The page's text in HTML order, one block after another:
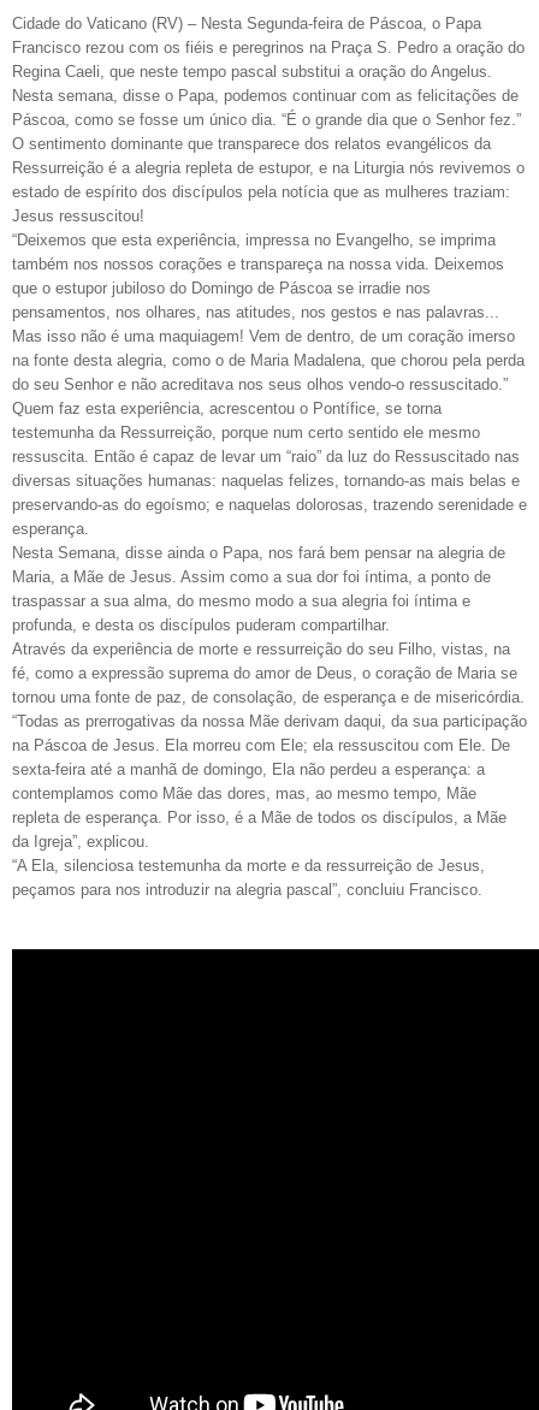
Cidade do Vaticano (RV) – Nesta Segunda-feira de Páscoa, o Papa
Francisco rezou com os fiéis e peregrinos na Praça S. Pedro a oração do
Regina Caeli, que neste tempo pascal substitui a oração do Angelus.
Nesta semana, disse o Papa, podemos continuar com as felicitações de
Páscoa, como se fosse um único dia. “É o grande dia que o Senhor fez.”
O sentimento dominante que transparece dos relatos evangélicos da
Ressurreição é a alegria repleta de estupor, e na Liturgia nós revivemos o
estado de espírito dos discípulos pela notícia que as mulheres traziam:
Jesus ressuscitou!
“Deixemos que esta experiência, impressa no Evangelho, se imprima
também nos nossos corações e transpareça na nossa vida. Deixemos
que o estupor jubiloso do Domingo de Páscoa se irradie nos
pensamentos, nos olhares, nas atitudes, nos gestos e nas palavras...
Mas isso não é uma maquiagem! Vem de dentro, de um coração imerso
na fonte desta alegria, como o de Maria Madalena, que chorou pela perda
do seu Senhor e não acreditava nos seus olhos vendo-o ressuscitado.”
Quem faz esta experiência, acrescentou o Pontífice, se torna
testemunha da Ressurreição, porque num certo sentido ele mesmo
ressuscita. Então é capaz de levar um “raio” da luz do Ressuscitado nas
diversas situações humanas: naquelas felizes, tornando-as mais belas e
preservando-as do egoísmo; e naquelas dolorosas, trazendo serenidade e
esperança.
Nesta Semana, disse ainda o Papa, nos fará bem pensar na alegria de
Maria, a Mãe de Jesus. Assim como a sua dor foi íntima, a ponto de
traspassar a sua alma, do mesmo modo a sua alegria foi íntima e
profunda, e desta os discípulos puderam compartilhar.
Através da experiência de morte e ressurreição do seu Filho, vistas, na
fé, como a expressão suprema do amor de Deus, o coração de Maria se
tornou uma fonte de paz, de consolação, de esperança e de misericórdia.
“Todas as prerrogativas da nossa Mãe derivam daqui, da sua participação
na Páscoa de Jesus. Ela morreu com Ele; ela ressuscitou com Ele. De
sexta-feira até a manhã de domingo, Ela não perdeu a esperança: a
contemplamos como Mãe das dores, mas, ao mesmo tempo, Mãe
repleta de esperança. Por isso, é a Mãe de todos os discípulos, a Mãe
da Igreja”, explicou.
“A Ela, silenciosa testemunha da morte e da ressurreição de Jesus,
peçamos para nos introduzir na alegria pascal”, concluiu Francisco.